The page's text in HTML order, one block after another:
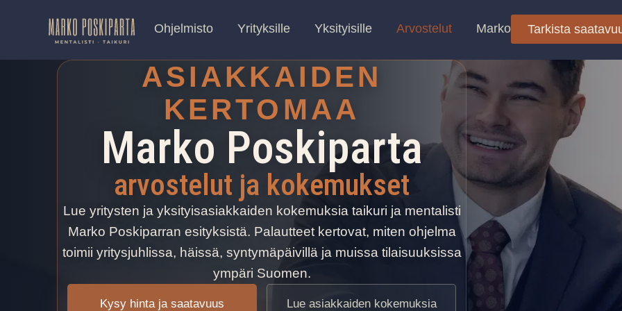
suoraan
Ohjelmisto Yrityksille Yksityisille Arvostelut Marko Tarkista
ASIAKKAIDEN
KERTOMAA
Marko Poskiparta
arvostelut ja kokemukset
Lue yritysten ja yksityisasiakkaiden kokemuksia taikuri ja mentalisti
Marko Poskiparran esityksistä. Palautteet kertovat, miten ohjelma
toimii yritysjuhlissa, häissä, syntymäpäivillä ja muissa tilaisuuksissa
ympäri Suomen.
Kysy hinta ja saatavuus Lue asiakkaiden kokemuksia